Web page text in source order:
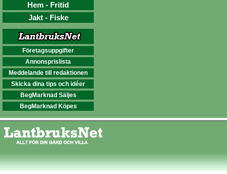
Hem - Fritid
Jakt - Fiske
Företagsuppgifter
Annonsprislista
Meddelande till redaktionen
Skicka dina tips och idéer
BegMarknad Säljes
BegMarknad Köpes